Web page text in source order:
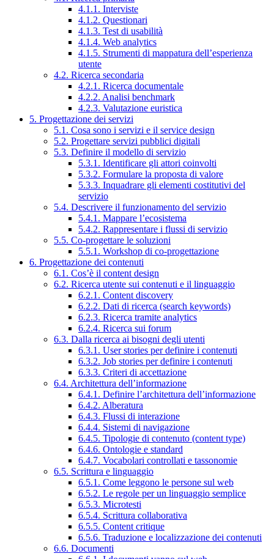
4.1.1. Interviste
4.1.2. Questionari
4.1.3. Test di usabilità
4.1.4. Web analytics
4.1.5. Strumenti di mappatura dell’esperienza
utente
4.2. Ricerca secondaria
4.2.1. Ricerca documentale
4.2.2. Analisi benchmark
4.2.3. Valutazione euristica
5. Progettazione dei servizi
5.1. Cosa sono i servizi e il service design
5.2. Progettare servizi pubblici digitali
5.3. Definire il modello di servizio
5.3.1. Identificare gli attori coinvolti
5.3.2. Formulare la proposta di valore
5.3.3. Inquadrare gli elementi costitutivi del
servizio
5.4. Descrivere il funzionamento del servizio
5.4.1. Mappare l’ecosistema
5.4.2. Rappresentare i flussi di servizio
5.5. Co-progettare le soluzioni
5.5.1. Workshop di co-progettazione
6. Progettazione dei contenuti
6.1. Cos’è il content design
6.2. Ricerca utente sui contenuti e il linguaggio
6.2.1. Content discovery
6.2.2. Dati di ricerca (search keywords)
6.2.3. Ricerca tramite analytics
6.2.4. Ricerca sui forum
6.3. Dalla ricerca ai bisogni degli utenti
6.3.1. User stories per definire i contenuti
6.3.2. Job stories per definire i contenuti
6.3.3. Criteri di accettazione
6.4. Architettura dell’informazione
6.4.1. Definire l’architettura dell’informazione
6.4.2. Alberatura
6.4.3. Flussi di interazione
6.4.4. Sistemi di navigazione
6.4.5. Tipologie di contenuto (content type)
6.4.6. Ontologie e standard
6.4.7. Vocabolari controllati e tassonomie
6.5. Scrittura e linguaggio
6.5.1. Come leggono le persone sul web
6.5.2. Le regole per un linguaggio semplice
6.5.3. Microtesti
6.5.4. Scrittura collaborativa
6.5.5. Content critique
6.5.6. Traduzione e localizzazione dei contenuti
6.6. Documenti